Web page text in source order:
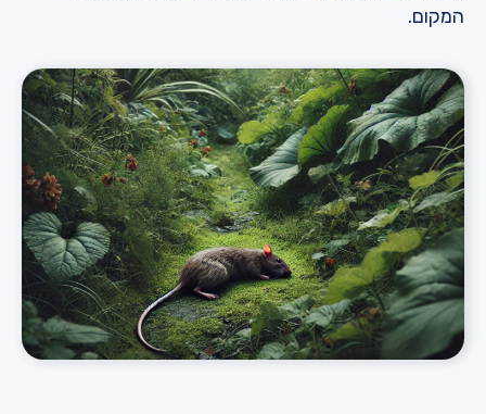
המקום.